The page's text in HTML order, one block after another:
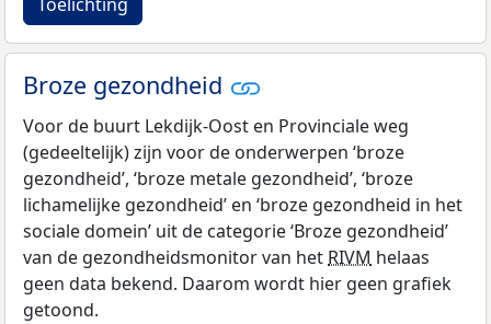
Broze gezondheid
Voor de buurt Lekdijk-Oost en Provinciale weg
(gedeeltelijk) zijn voor de onderwerpen ‘broze
gezondheid’, ‘broze metale gezondheid’, ‘broze
lichamelijke gezondheid’ en ‘broze gezondheid in het
sociale domein’ uit de categorie ‘Broze gezondheid’
van de gezondheidsmonitor van hetRIVM helaas
geen data bekend. Daarom wordt hier geen grafiek
getoond.